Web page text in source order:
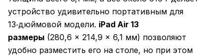
устройство удивительно портативным для
13‑дюймовой модели. iPad Air 13
размеры (280,6 × 214,9 × 6,1 мм) позволяют
удобно разместить его на столе, но при этом